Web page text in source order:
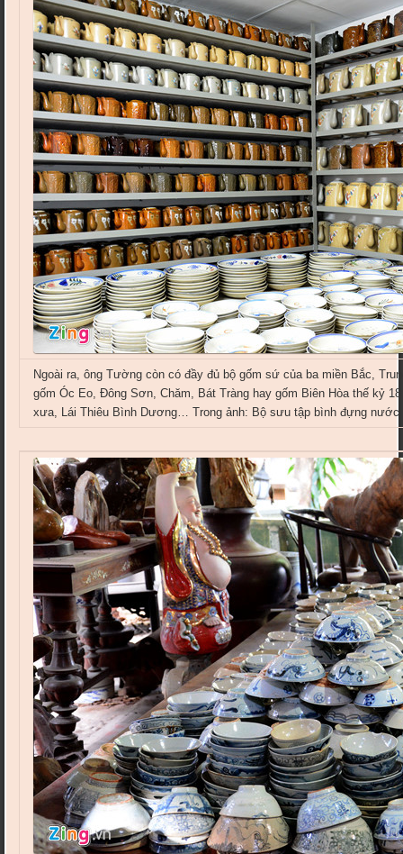
Ngoài ra, ông Tường còn có đầy đủ bộ gốm sứ của ba miền Bắc,
gốm Óc Eo, Đông Sơn, Chăm, Bát Tràng hay gốm Biên Hòa thế kỷ
xưa, Lái Thiêu Bình Dương… Trong ảnh: Bộ sưu tập bình đựng